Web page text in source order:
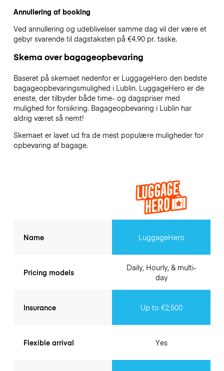
Annullering af booking
Ved annullering og udeblivelser samme dag vil der være et
gebyr svarende til dagstaksten på €4.90 pr. taske.
Skema over bagageopbevaring
Baseret på skemaet nedenfor er LuggageHero den bedste
bagageopbevaringsmulighed i Lublin. LuggageHero er de
eneste, der tilbyder både time- og dagspriser med
mulighed for forsikring. Bagageopbevaring i Lublinhar
aldrig været så nemt!
Skemaet er lavet ud fra de mest populære muligheder for
opbevaring af bagage.
Name
Pricing models
Insurance
Flexible arrival
LuggageHero
Daily, Hourly, & multi-
day
Up to €2,500
Yes